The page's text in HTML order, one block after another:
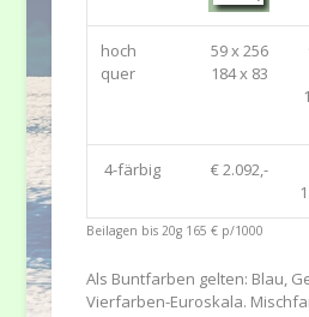
hoch
quer
59 x 256
184 x 83
4-färbig € 2.092,-
Beilagen bis 20g 165 € p/1000
Als Buntfarben gelten: Blau,
Vierfarben-Euroskala.